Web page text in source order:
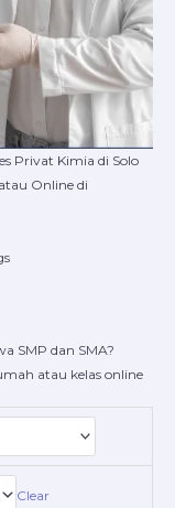
Privat Kimia di Solo
Online di
SMP dan SMA?
atau kelas online
Clear